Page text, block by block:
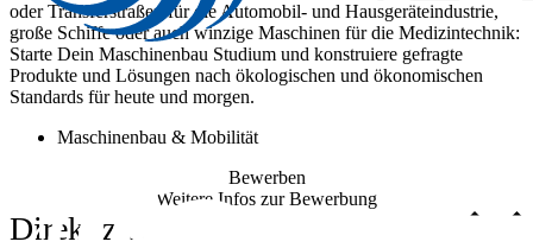
oder Transferstraßen für die Automobil- und Hausgeräteindustrie,
große Schiffe oder auch winzige Maschinen für die Medizintechnik:
Starte Dein Maschinenbau Studium und konstruiere gefragte
Produkte und Lösungen nach ökologischen und ökonomischen
Standards für heute und morgen.
Maschinenbau & Mobilität
Bewerben
Weitere Infos zur Bewerbung
Direkt zu ...